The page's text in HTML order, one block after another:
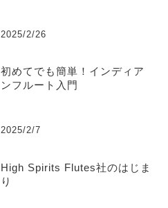
2025/2/26
初めてでも簡単！インディア
ンフルート入門
2025/2/7
High Spirits Flutes社のはじま
り